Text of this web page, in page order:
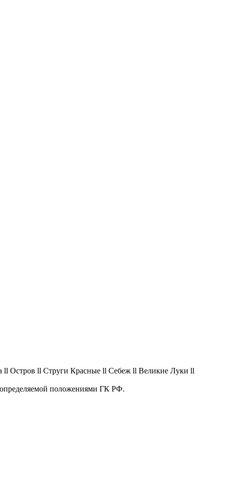
Остров ll Струги Красные ll Себеж ll Великие Луки ll
положениями ГК РФ.